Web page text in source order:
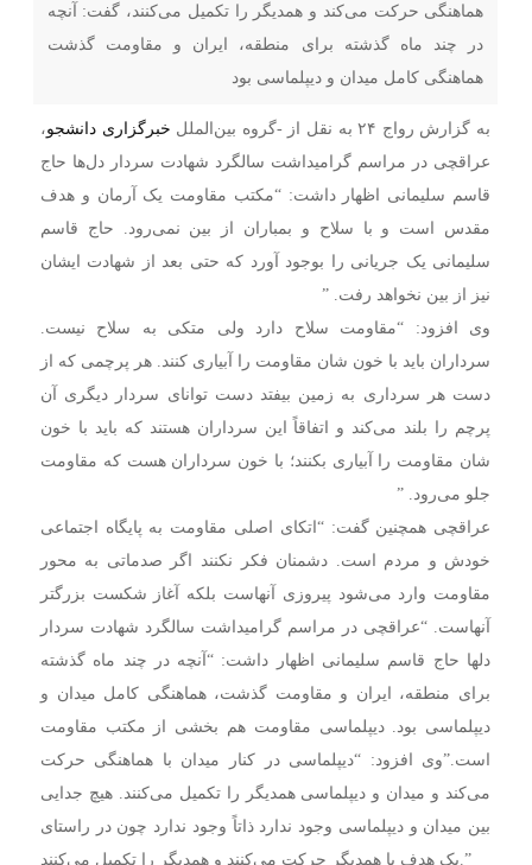
هماهنگی حرکت می‌کند و همدیگر را تکمیل می‌کنند، گفت: آنچه
در چند ماه گذشته برای منطقه، ایران و مقاومت گذشت
هماهنگی کامل میدان و دیپلماسی بود
به گزارش رواج ۲۴ به نقل از -گروه بین‌الملل خبرگزاری دانشجو،
عراقچی در مراسم گرامیداشت سالگرد شهادت سردار دل‌ها حاج
قاسم سلیمانی اظهار داشت: “مکتب مقاومت یک آرمان و هدف
مقدس است و با سلاح و بمباران از بین نمی‌رود. حاج قاسم
سلیمانی یک جریانی را بوجود آورد که حتی بعد از شهادت ایشان
نیز از بین نخواهد رفت. ”
وی افزود: “مقاومت سلاح دارد ولی متکی به سلاح نیست.
سرداران باید با خون شان مقاومت را آبیاری کنند. هر پرچمی که از
دست هر سرداری به زمین بیفتد دست توانای سردار دیگری آن
پرچم را بلند می‌کند و اتفاقاً این سرداران هستند که باید با خون
شان مقاومت را آبیاری بکنند؛ با خون سرداران هست که مقاومت
جلو می‌رود. ”
عراقچی همچنین گفت: “اتکای اصلی مقاومت به پایگاه اجتماعی
خودش و مردم است. دشمنان فکر نکنند اگر صدماتی به محور
مقاومت وارد می‌شود پیروزی آنهاست بلکه آغاز شکست بزرگتر
آنهاست. “عراقچی در مراسم گرامیداشت سالگرد شهادت سردار
دلها حاج قاسم سلیمانی اظهار داشت: “آنچه در چند ماه گذشته
برای منطقه، ایران و مقاومت گذشت، هماهنگی کامل میدان و
دیپلماسی بود. دیپلماسی مقاومت هم بخشی از مکتب مقاومت
است.”وی افزود: “دیپلماسی در کنار میدان با هماهنگی حرکت
می‌کند و میدان و دیپلماسی همدیگر را تکمیل می‌کنند. هیچ جدایی
بین میدان و دیپلماسی وجود ندارد ذاتاً وجود ندارد چون در راستای
یک هدف با همدیگر حرکت می‌کنند و همدیگر را تکمیل می‌کنند.”